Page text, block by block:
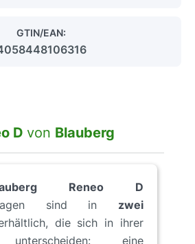
GTIN/EAN:
D von Blauberg
Reneo D
sind in zwei
die sich in ihrer
unterscheiden: eine